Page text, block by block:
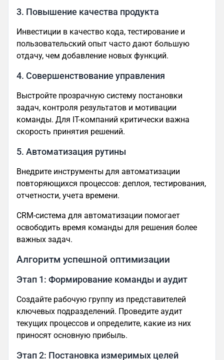
3. Повышение качества продукта
Инвестиции в качество кода, тестирование и
пользовательский опыт часто дают большую
отдачу, чем добавление новых функций.
4. Совершенствование управления
Выстройте прозрачную систему постановки
задач, контроля результатов и мотивации
команды. Для IT-компаний критически важна
скорость принятия решений.
5. Автоматизация рутины
Внедрите инструменты для автоматизации
повторяющихся процессов: деплоя, тестирования,
отчетности, учета времени.
CRM-система для автоматизации помогает
освободить время команды для решения более
важных задач.
Алгоритм успешной оптимизации
Этап 1: Формирование команды и аудит
Создайте рабочую группу из представителей
ключевых подразделений. Проведите аудит
текущих процессов и определите, какие из них
приносят основную прибыль.
Этап 2: Постановка измеримых целей